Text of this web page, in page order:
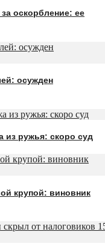
оскорбление: ее
осужден
из ружья: скоро суд
крупой: виновник